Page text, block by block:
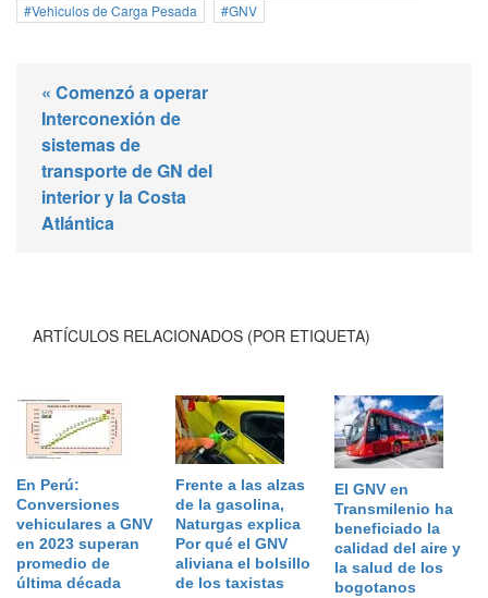
Vehiculos de Carga Pesada
GNV
« Comenzó a operar
Interconexión de
sistemas de
transporte de GN del
interior y la Costa
Atlántica
ARTÍCULOS RELACIONADOS (POR ETIQUETA)
En Perú:
Conversiones
vehiculares a GNV
en 2023 superan
promedio de
última década
Frente a las alzas
de la gasolina,
Naturgas explica
Por qué el GNV
aliviana el bolsillo
de los taxistas
El GNV en
Transmilenio ha
beneficiado la
calidad del aire y
la salud de los
bogotanos